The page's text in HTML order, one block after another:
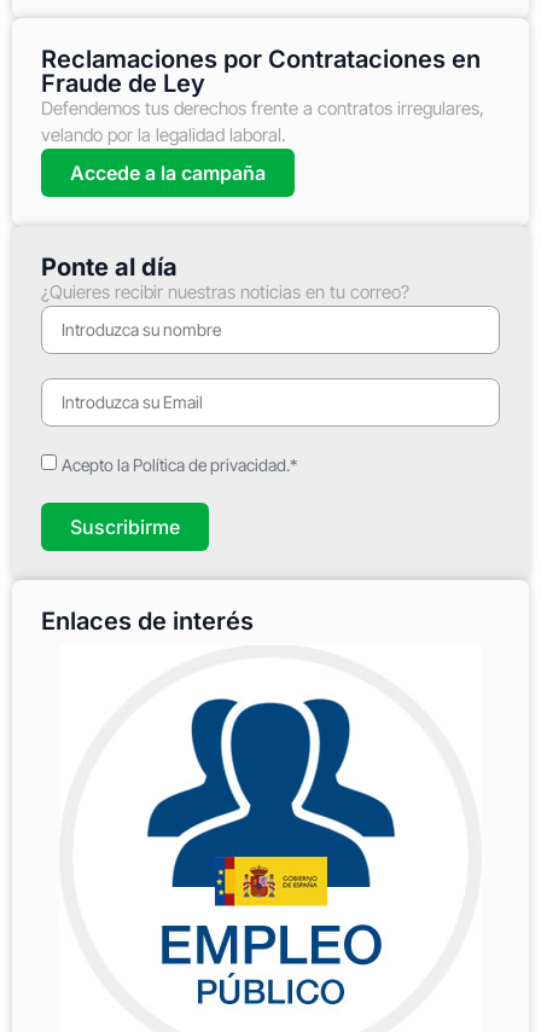
Reclamaciones por Contrataciones en
Fraude de Ley
Defendemos tus derechos frente a contratos irregulares,
velando por la legalidad laboral.
Accede a la campaña
Ponte al día
¿Quieres recibir nuestras noticias en tu correo?
Acepto la Política de privacidad.*
Suscribirme
Enlaces de interés